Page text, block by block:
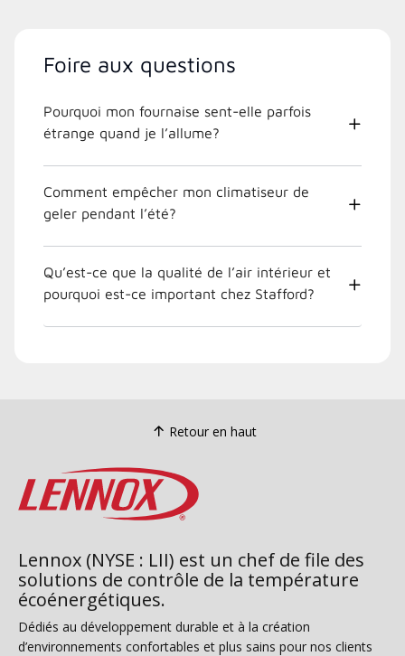
Foire aux questions
Pourquoi mon fournaise sent-elle parfois
étrange quand je l’allume?
Comment empêcher mon climatiseur de
geler pendant l’été?
Qu’est-ce que la qualité de l’air intérieur et
pourquoi est-ce important chez Stafford?
Retour en haut
Lennox (NYSE : LII) est un chef de file des
solutions de contrôle de la température
écoénergétiques.
Dédiés au développement durable et à la création
d’environnements confortables et plus sains pour nos clients